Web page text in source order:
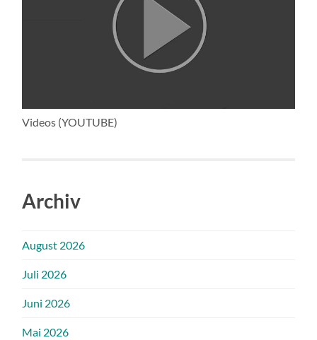
Videos (YOUTUBE)
Archiv
August 2026
Juli 2026
Juni 2026
Mai 2026